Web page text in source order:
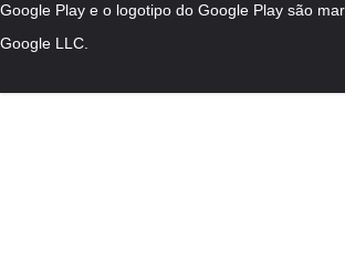
Google Play e o logotipo do Google Play são
Google LLC.